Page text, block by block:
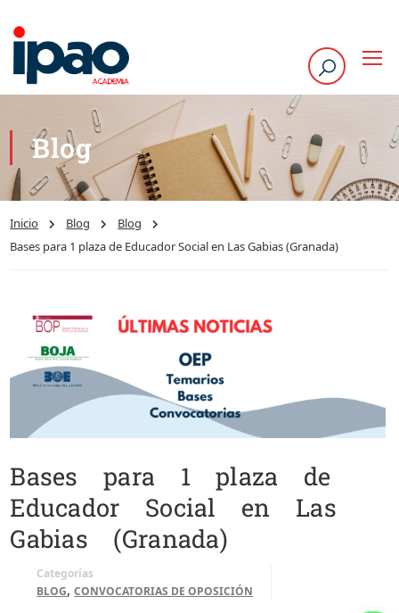
Blog
Inicio Blog
Blog
Bases para 1 plaza de Educador Social en Las Gabias (Granada)
Bases para 1 plaza de
Educador Social en Las
Gabias (Granada)
Categorías
BLOG,CONVOCATORIAS DE OPOSICIÓN